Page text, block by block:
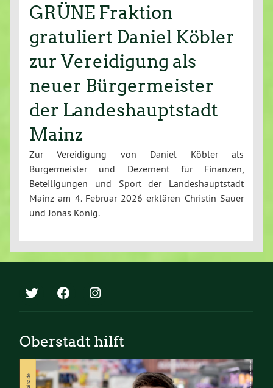
GRÜNE Fraktion
gratuliert Daniel Köbler
zur Vereidigung als
neuer Bürgermeister
der Landeshauptstadt
Mainz
Zur Vereidigung von Daniel Köbler als
Bürgermeister und Dezernent für Finanzen,
Beteiligungen und Sport der Landeshauptstadt
Mainz am 4. Februar 2026 erklären Christin Sauer
und Jonas König.
Oberstadt hilft